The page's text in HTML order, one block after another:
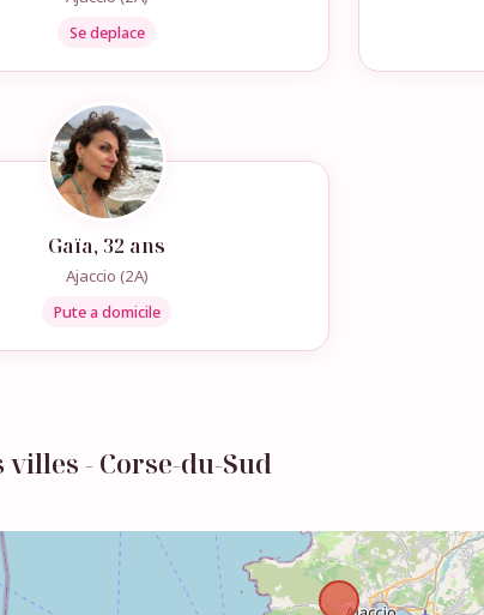
Se deplace
Gaïa, 32 ans
Ajaccio (2A)
Pute a domicile
villes - Corse-du-Sud